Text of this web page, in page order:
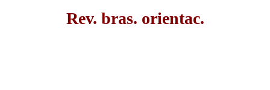
Rev. bras. orientac.